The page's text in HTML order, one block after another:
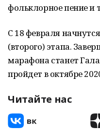
фольклорное пение и
С 18 февраля
(второго) этапа.
марафона станет
пройдет в октябре
Читайте нас